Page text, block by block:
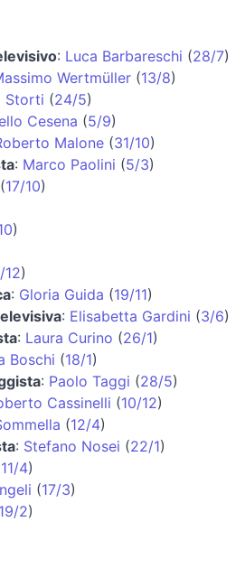
: Luca Barbareschi (28/7)
Wertmüller (13/8)
Storti (24/5)
Cesena (5/9)
Malone (31/10)
: Marco Paolini (5/3)
(17/10)
)
12)
: Gloria Guida (19/11)
: Elisabetta Gardini (3/6)
: Laura Curino (26/1)
Boschi (18/1)
: Paolo Taggi (28/5)
Cassinelli (10/12)
(12/4)
: Stefano Nosei (22/1)
11/4)
(17/3)
19/2)